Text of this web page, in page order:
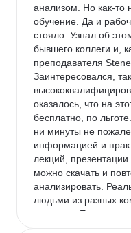
анализом. Но как-то
обучение. Да и
стояло. Узнал об
бывшего коллеги и,
преподавателя
Заинтересовался,
оказалось, что на
бесплатно, по
ни минуты не
информацией и
лекций,
можно скачать и
анализировать.
людьми из разных
помогает. Егор